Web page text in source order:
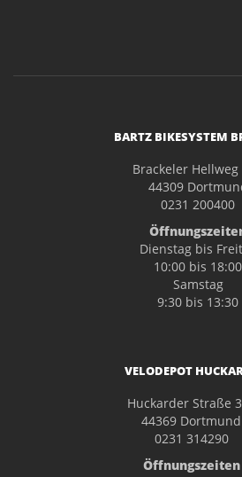
BARTZ BIKESYSTEM
Brackeler Hellweg
44309
0231 200400
Dienstag bis
10:00 bis 18:00
Samstag
9:30 bis 13:30
VELODEPOT
Huckarder Straße
44369 Dortmund
0231 314290
Öffnungszeiten